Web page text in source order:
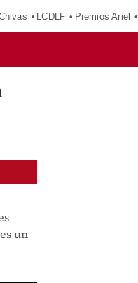
LCDLF Premios Ariel
un